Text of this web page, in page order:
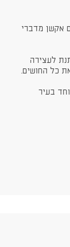
אקשן מדברי
לעצירה
כל החושים.
בעיר